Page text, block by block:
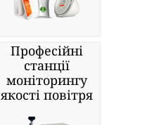
Професійні
станції
моніторингу
якості повітря